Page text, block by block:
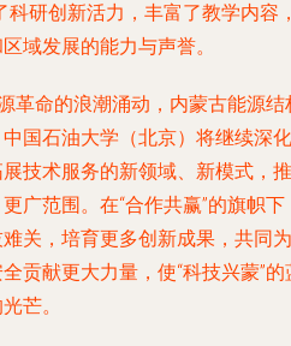
科研创新活力，丰富了教学内容
域发展的能力与声誉。
革命的浪潮涌动，内蒙古能源结
国石油大学（北京）将继续深化
技术服务的新领域、新模式，推
广范围。在“合作共赢”的旗帜下
关，培育更多创新成果，共同为
贡献更大力量，使“科技兴蒙”的
芒。